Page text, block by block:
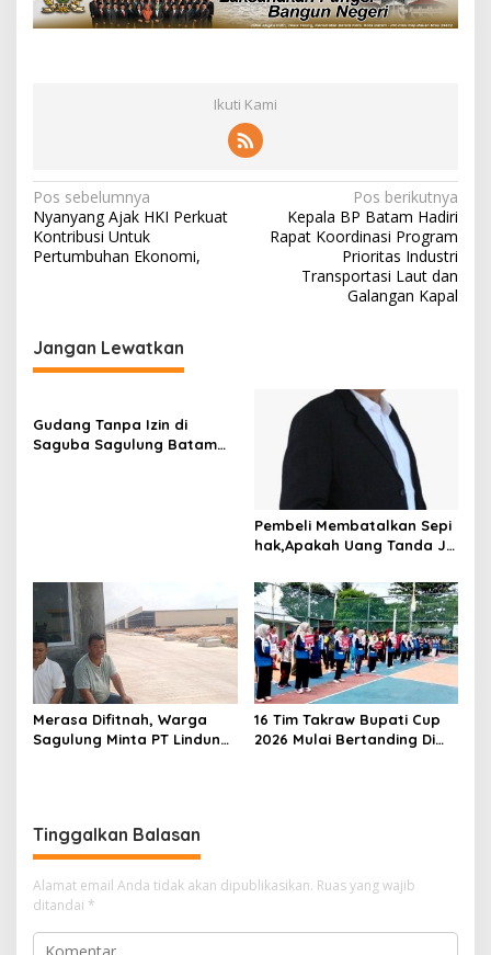
Ikuti Kami
N
a
v
a
i
p
Pos sebelumnya
Nyanyang Ajak HKI Perkuat
Kontribusi Untuk
Pertumbuhan Ekonomi,
Pos berikutnya
Kepala BP Batam Hadiri
Rapat Koordinasi Program
Prioritas Industri
Transportasi Laut dan
Galangan Kapal
Jangan Lewatkan
Gudang Tanpa Izin di
Saguba Sagulung Batam
Pembeli Membatalkan Sepi
hak,Apakah Uang Tanda Ja
Merasa Difitnah, Warga
Sagulung Minta PT Lindung
16 Tim Takraw Bupati Cup
2026 Mulai Bertanding Di
Tinggalkan Balasan
Alamat email Anda tidak akan dipublikasikan. Ruas yang wajib
ditandai *